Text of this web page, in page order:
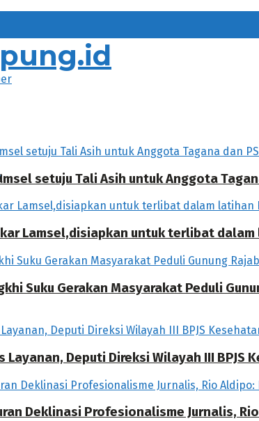
setuju Tali Asih untuk Anggota
Lamsel,disiapkan untuk terlibat dalam
Suku Gerakan Masyarakat Peduli
Deputi Direksi Wilayah III BPJS
Deklinasi Profesionalisme Jurnalis,